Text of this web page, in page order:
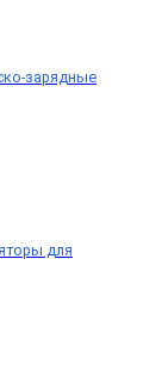
зарядные
для